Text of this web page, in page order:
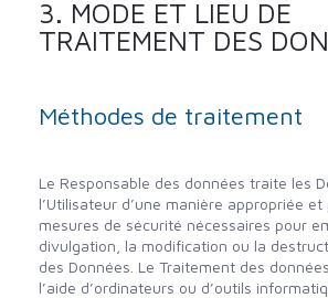
3. MODE ET LIEU DE
TRAITEMENT DES
Méthodes de traitement
Le Responsable des données traite les
l’Utilisateur d’une manière appropriée
mesures de sécurité nécessaires pour
divulgation, la modification ou la
des Données. Le Traitement des
l’aide d’ordinateurs ou d’outils